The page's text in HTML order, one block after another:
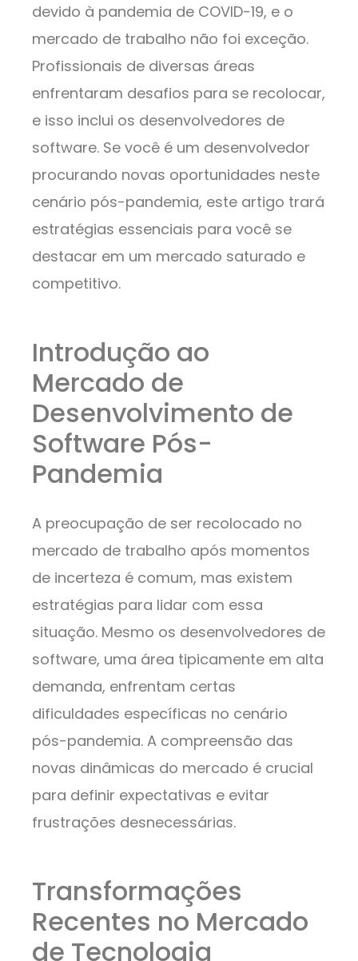
devido à pandemia de COVID-19, e o
mercado de trabalho não foi exceção.
Profissionais de diversas áreas
enfrentaram desafios para se recolocar,
e isso inclui os desenvolvedores de
software. Se você é um desenvolvedor
procurando novas oportunidades neste
cenário pós-pandemia, este artigo trará
estratégias essenciais para você se
destacar em um mercado saturado e
competitivo.
Introdução ao
Mercado de
Desenvolvimento de
Software Pós-
Pandemia
A preocupação de ser recolocado no
mercado de trabalho após momentos
de incerteza é comum, mas existem
estratégias para lidar com essa
situação. Mesmo os desenvolvedores de
software, uma área tipicamente em alta
demanda, enfrentam certas
dificuldades específicas no cenário
pós-pandemia. A compreensão das
novas dinâmicas do mercado é crucial
para definir expectativas e evitar
frustrações desnecessárias.
Transformações
Recentes no Mercado
de Tecnologia